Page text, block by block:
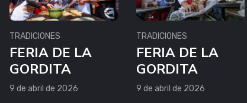
TRADICIONES
FERIA DE LA
GORDITA
9 de abril de 2026
TRADICIONES
FERIA DE LA
GORDITA
9 de abril de 2026